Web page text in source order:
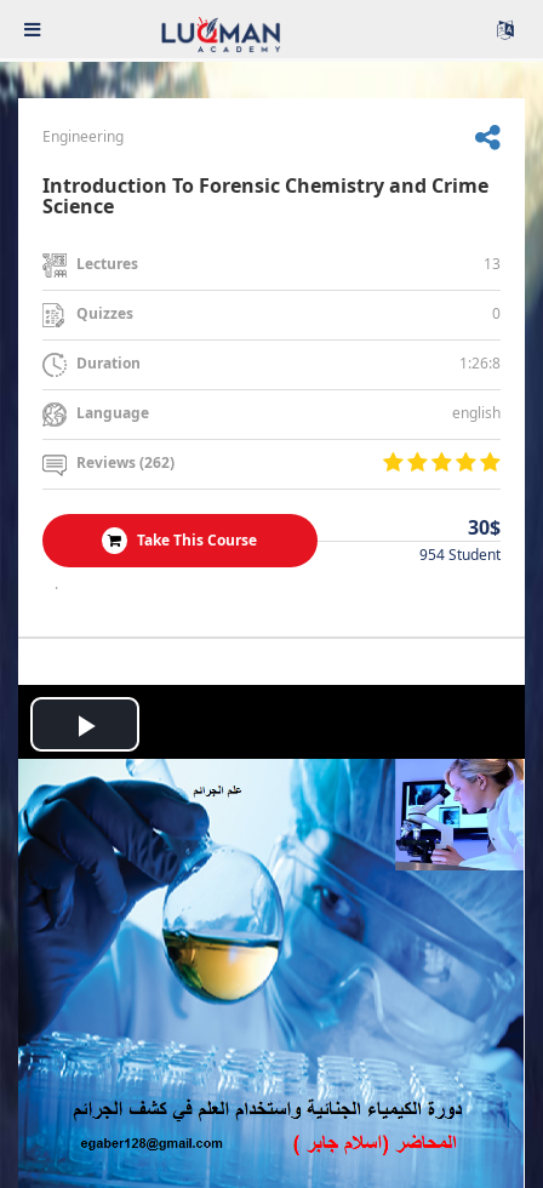
Engineering
Introduction To Forensic Chemistry and Crime
Science
Lectures 13
Quizzes 0
Duration 1:26:8
Language english
Reviews (262)
Take This Course 30$
954 Student
.
Play
Video